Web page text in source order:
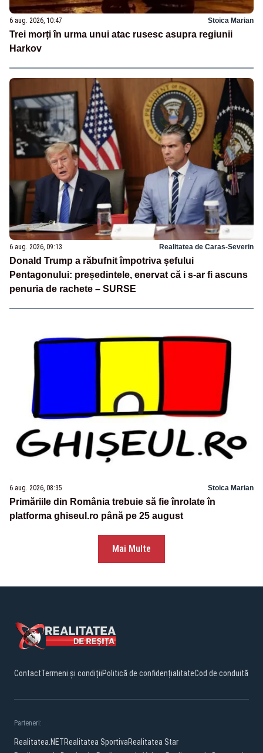
6 aug. 2026, 10:47 Stoica Marian
Trei morți în urma unui atac rusesc asupra regiunii
Harkov
6 aug. 2026, 09:13 Realitatea de Caras-Severin
Donald Trump a răbufnit împotriva șefului
Pentagonului: președintele, enervat că i s-ar fi ascuns
penuria de rachete – SURSE
6 aug. 2026, 08:35 Stoica Marian
Primăriile din România trebuie să fie înrolate în
platforma ghiseul.ro până pe 25 august
Mai Multe
ContactTermeni și condițiiPolitică de confidențialitateCod de conduită
Parteneri:
Realitatea.NETRealitatea SportivaRealitatea Star